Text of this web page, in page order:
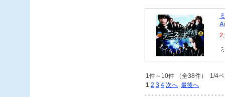
1件～10件 （全38件） 1/4
1 2 3 4 次へ 最後へ